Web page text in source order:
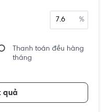
%
Thanh toán đều hàng
tháng
quả